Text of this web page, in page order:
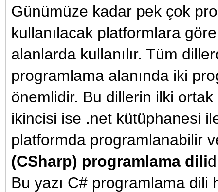
Günümüze kadar pek çok
kullanılacak platformlara
alanlarda kullanılır. Tüm
programlama alanında iki
önemlidir. Bu dillerin ilki ortak
ikincisi ise .net kütüphanesi
platformda programlanabilir
(CSharp) programlama dili
Bu yazı C# programlama dili